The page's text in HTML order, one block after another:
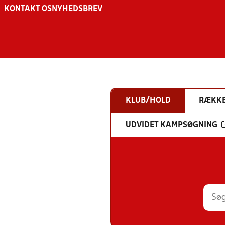
KONTAKT OS NYHEDSBREV
KLUB/HOLD
UDVIDET KAMPSØGNING